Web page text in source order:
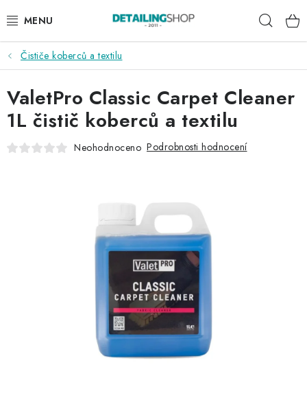
na
AKCE
NOVINKY
EXTERIÉR
DÁRKOVÉ SADY A POUKAZY
Čističe koberců a textilu
ValetPro Classic Carpet Cleaner
1L čistič koberců a textilu
Neohodnoceno Podrobnosti hodnocení